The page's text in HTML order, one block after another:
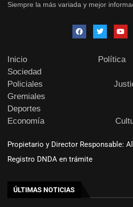
Siempre la más variada y mejor
Inicio
Política
Sociedad
Policiales
Gremiales
Deportes
Economía
Propietario y Director Responsable:
Registro DNDA en trámite
ÚLTIMAS NOTICIAS